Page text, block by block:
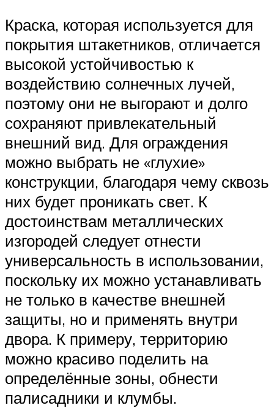
Краска, которая используется для
покрытия штакетников, отличается
высокой устойчивостью к
воздействию солнечных лучей,
поэтому они не выгорают и долго
сохраняют привлекательный
внешний вид. Для ограждения
можно выбрать не «глухие»
конструкции, благодаря чему сквозь
них будет проникать свет. К
достоинствам металлических
изгородей следует отнести
универсальность в использовании,
поскольку их можно устанавливать
не только в качестве внешней
защиты, но и применять внутри
двора. К примеру, территорию
можно красиво поделить на
определённые зоны, обнести
палисадники и клумбы.